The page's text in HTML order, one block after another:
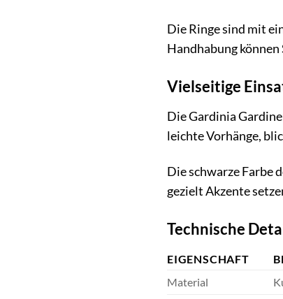
Die Ringe sind mit
Handhabung
Vielseitige
Die Gardinia
leichte Vorhänge,
Die schwarze Farbe
gezielt Akzente
Technische
EIGENSCHAFT
Material